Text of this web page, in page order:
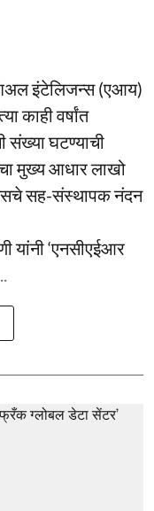
इंटेलिजन्स (एआय)
काही वर्षांत
संख्या घटण्याची
मुख्य आधार लाखो
सह-संस्थापक नंदन
यांनी ‘एनसीएईआर